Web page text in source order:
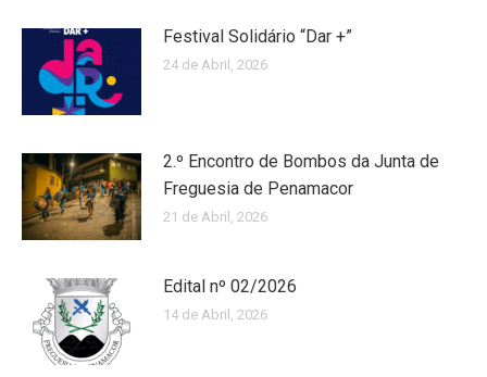
Festival Solidário “Dar +”
24 de Abril, 2026
2.º Encontro de Bombos da Junta de
Freguesia de Penamacor
21 de Abril, 2026
Edital nº 02/2026
14 de Abril, 2026